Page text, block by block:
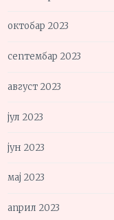
октобар 2023
септембар 2023
август 2023
јул 2023
јун 2023
мај 2023
април 2023